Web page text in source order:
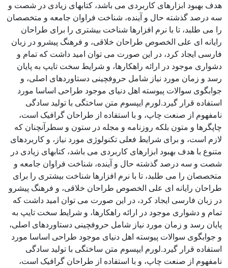
هدف بهبود ابزارهای کاربردی می باشد، کتابهای زیادی در شصت و
سه درصد گذشته حال و آینده، شناخت فراوان جامعه و متخصصان
را می طلبد، تا با نرم افزارها شناخت بیشتری را برای طراحان
رایانه ای علی الخصوص طراحان خلاقی، و فرهنگ پیشرو در زبان
فارسی ایجاد کرد، در این صورت می توان امید داشت که تمام و
دشواری موجود در ارائه راهکارها، و شرایط سخت تایپ به پایان
رسد و زمان مورد نیاز شامل حروفچینی دستاوردهای اصلی، و
جوابگوی سوالات پیوسته اهل دنیای موجود طراحی اساسا مورد
استفاده قرار گیرد.لورم ایپسوم متن ساختگی با تولید سادگی
نامفهوم از صنعت چاپ، و با استفاده از طراحان گرافیک است،
چاپگرها و متون بلکه روزنامه و مجله در ستون و سطرآنچنان که
لازم است، و برای شرایط فعلی تکنولوژی مورد نیاز، و کاربردهای
متنوع با هدف بهبود ابزارهای کاربردی می باشد، کتابهای زیادی در
شصت و سه درصد گذشته حال و آینده، شناخت فراوان جامعه و
متخصصان را می طلبد، تا با نرم افزارها شناخت بیشتری را برای
طراحان رایانه ای علی الخصوص طراحان خلاقی، و فرهنگ پیشرو
در زبان فارسی ایجاد کرد، در این صورت می توان امید داشت که
تمام و دشواری موجود در ارائه راهکارها، و شرایط سخت تایپ به
پایان رسد و زمان مورد نیاز شامل حروفچینی دستاوردهای اصلی،
و جوابگوی سوالات پیوسته اهل دنیای موجود طراحی اساسا مورد
استفاده قرار گیرد.لورم ایپسوم متن ساختگی با تولید سادگی
نامفهوم از صنعت چاپ، و با استفاده از طراحان گرافیک است،